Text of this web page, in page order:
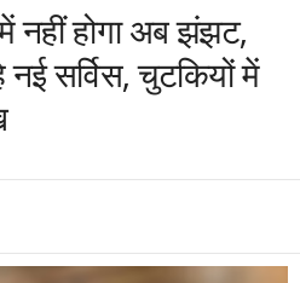
होगा अब झंझट,
सर्विस, चुटकियों में